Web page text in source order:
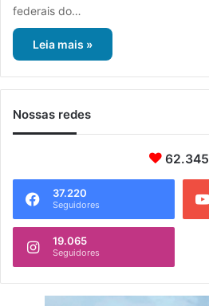
federais do…
Leia mais »
Nossas redes
62.345
37.220
Seguidores
19.065
Seguidores